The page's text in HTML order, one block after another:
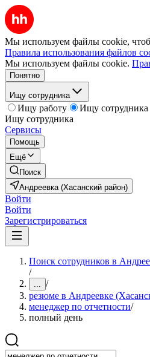
Мы используем файлы cookie,
Правила использования файлов
Мы используем файлы cookie.
Понятно
Ищу сотрудника
Ищу работу
Ищу сотрудника
Ищу сотрудника
Сервисы
Помощь
Ещё
Поиск
Андреевка (Хасанский район)
Войти
Войти
Зарегистрироваться
Поиск сотрудников в
/
... /
резюме в Андреевке
менеджер по отчетности/
полный день